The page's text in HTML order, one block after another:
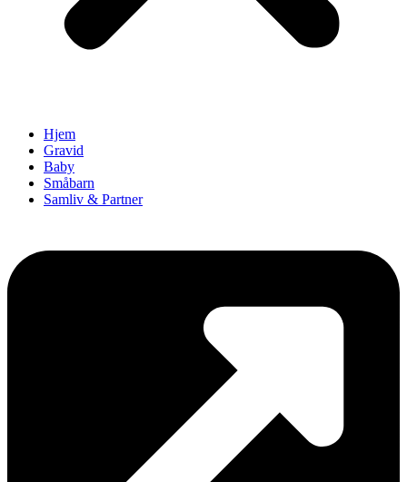
Hjem
Gravid
Baby
Småbarn
Samliv & Partner